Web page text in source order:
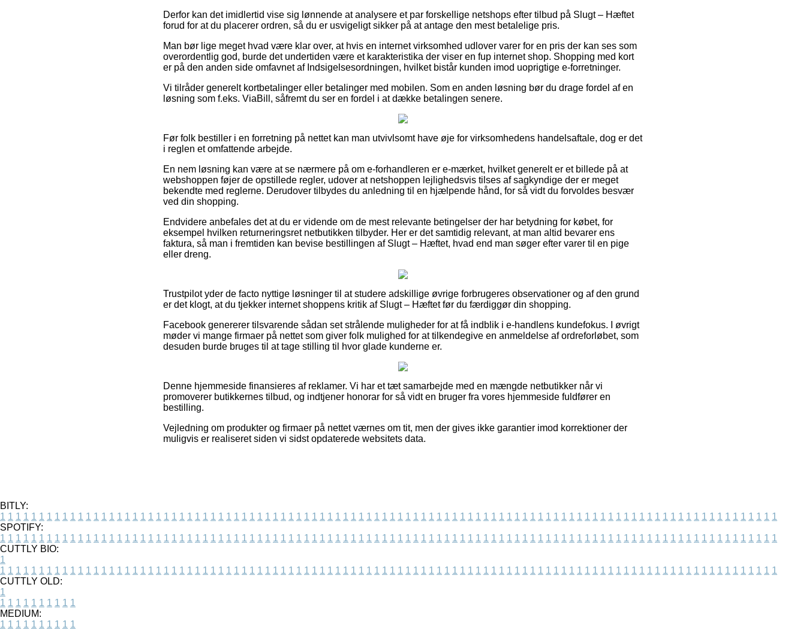
Derfor kan det imidlertid vise sig lønnende at analysere et par forskellige netshops efter tilbud på Slugt – Hæftet
forud for at du placerer ordren, så du er usvigeligt sikker på at antage den mest betalelige pris.
Man bør lige meget hvad være klar over, at hvis en internet virksomhed udlover varer for en pris der kan ses som
overordentlig god, burde det undertiden være et karakteristika der viser en fup internet shop. Shopping med kort
er på den anden side omfavnet af Indsigelsesordningen, hvilket bistår kunden imod uoprigtige e-forretninger.
Vi tilråder generelt kortbetalinger eller betalinger med mobilen. Som en anden løsning bør du drage fordel af en
løsning som f.eks. ViaBill, såfremt du ser en fordel i at dække betalingen senere.
Før folk bestiller i en forretning på nettet kan man utvivlsomt have øje for virksomhedens handelsaftale, dog er det
i reglen et omfattende arbejde.
En nem løsning kan være at se nærmere på om e-forhandleren er e-mærket, hvilket generelt er et billede på at
webshoppen føjer de opstillede regler, udover at netshoppen lejlighedsvis tilses af sagkyndige der er meget
bekendte med reglerne. Derudover tilbydes du anledning til en hjælpende hånd, for så vidt du forvoldes besvær
ved din shopping.
Endvidere anbefales det at du er vidende om de mest relevante betingelser der har betydning for købet, for
eksempel hvilken returneringsret netbutikken tilbyder. Her er det samtidig relevant, at man altid bevarer ens
faktura, så man i fremtiden kan bevise bestillingen af Slugt – Hæftet, hvad end man søger efter varer til en pige
eller dreng.
Trustpilot yder de facto nyttige løsninger til at studere adskillige øvrige forbrugeres observationer og af den grund
er det klogt, at du tjekker internet shoppens kritik af Slugt – Hæftet før du færdiggør din shopping.
Facebook genererer tilsvarende sådan set strålende muligheder for at få indblik i e-handlens kundefokus. I øvrigt
møder vi mange firmaer på nettet som giver folk mulighed for at tilkendegive en anmeldelse af ordreforløbet, som
desuden burde bruges til at tage stilling til hvor glade kunderne er.
Denne hjemmeside finansieres af reklamer. Vi har et tæt samarbejde med en mængde netbutikker når vi
promoverer butikkernes tilbud, og indtjener honorar for så vidt en bruger fra vores hjemmeside fuldfører en
bestilling.
Vejledning om produkter og firmaer på nettet værnes om tit, men der gives ikke garantier imod korrektioner der
muligvis er realiseret siden vi sidst opdaterede websitets data.
BITLY:
1 1 1 1 1 1 1 1 1 1 1 1 1 1 1 1 1 1 1 1 1 1 1 1 1 1 1 1 1 1 1 1 1 1 1 1 1 1 1 1 1 1 1 1 1 1 1 1 1 1 1 1 1 1 1 1 1 1 1 1 1 1 1 1 1 1 1 1 1 1 1 1 1 1 1 1 1 1 1 1 1 1 1 1 1 1 1 1 1 1 1 1 1 1 1 1 1 1 1 1
SPOTIFY:
1 1 1 1 1 1 1 1 1 1 1 1 1 1 1 1 1 1 1 1 1 1 1 1 1 1 1 1 1 1 1 1 1 1 1 1 1 1 1 1 1 1 1 1 1 1 1 1 1 1 1 1 1 1 1 1 1 1 1 1 1 1 1 1 1 1 1 1 1 1 1 1 1 1 1 1 1 1 1 1 1 1 1 1 1 1 1 1 1 1 1 1 1 1 1 1 1 1 1 1
CUTTLY BIO:
1
1 1 1 1 1 1 1 1 1 1 1 1 1 1 1 1 1 1 1 1 1 1 1 1 1 1 1 1 1 1 1 1 1 1 1 1 1 1 1 1 1 1 1 1 1 1 1 1 1 1 1 1 1 1 1 1 1 1 1 1 1 1 1 1 1 1 1 1 1 1 1 1 1 1 1 1 1 1 1 1 1 1 1 1 1 1 1 1 1 1 1 1 1 1 1 1 1 1 1 1
CUTTLY OLD:
1
1 1 1 1 1 1 1 1 1 1
MEDIUM:
1 1 1 1 1 1 1 1 1 1